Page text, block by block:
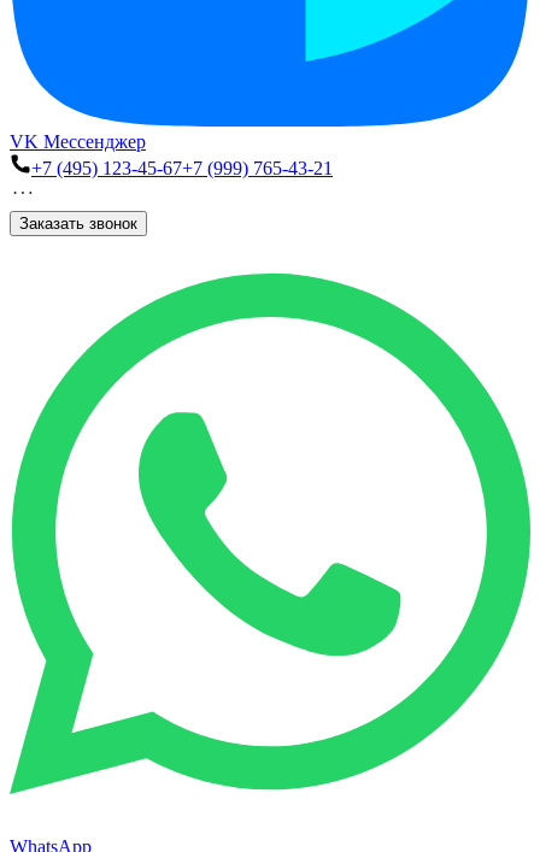
VK Мессенджер
+7 (495) 123-45-67+7 (999) 765-43-21
Заказать звонок
WhatsApp